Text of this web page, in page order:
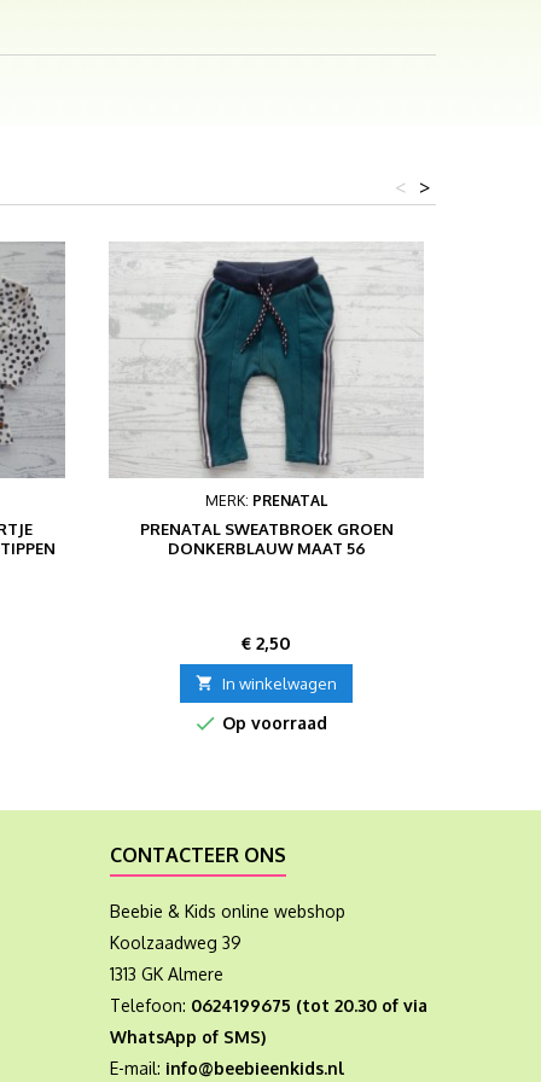
>
<
MERK: PRENATAL
PRENATAL SWEATBROEK GROEN
DONKERBLAUW MAAT 56
Prijs
€ 2,50
 In winkelwagen
 Op voorraad
CONTACTEER ONS
Beebie & Kids online webshop
Koolzaadweg 39
1313 GK Almere
Telefoon: 0624199675 (tot 20.30 of via
WhatsApp of SMS)
E-mail: info@beebieenkids.nl